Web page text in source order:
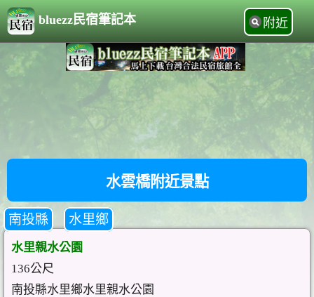
bluezz民宿筆記本 附近
水雲橋附近景點
南投縣 水里鄉
水里親水公園
136公尺
南投縣水里鄉水里親水公園